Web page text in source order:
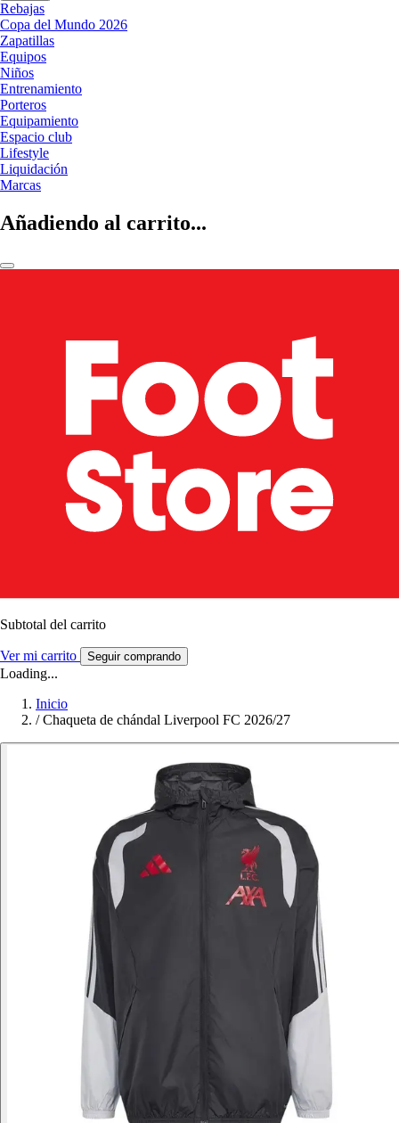
Rebajas
Copa del Mundo 2026
Zapatillas
Equipos
Niños
Entrenamiento
Porteros
Equipamiento
Espacio club
Lifestyle
Liquidación
Marcas
Añadiendo al carrito...
Subtotal del carrito
Ver mi carrito Seguir comprando
Loading...
Inicio
/ Chaqueta de chándal Liverpool FC 2026/27